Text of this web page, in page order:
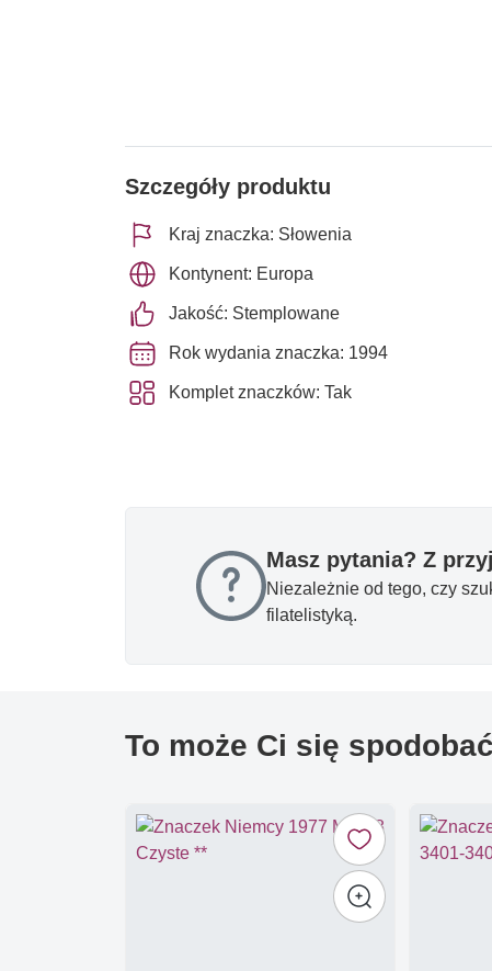
Szczegóły produktu
Kraj znaczka: Słowenia
Kontynent: Europa
Jakość: Stemplowane
Rok wydania znaczka: 1994
Komplet znaczków: Tak
Masz pytania? Z
Niezależnie od tego, czy
filatelistyką.
To może Ci się spodobać